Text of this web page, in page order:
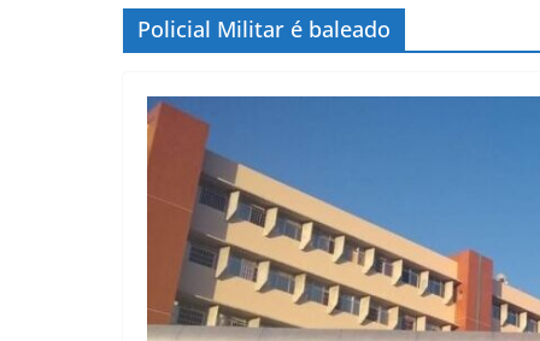
Policial Militar é baleado